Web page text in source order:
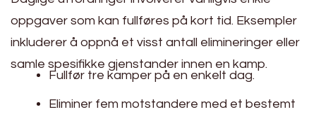
oppgaver som kan fullføres på kort tid. Eksempler
inkluderer å oppnå et visst antall elimineringer eller
samle spesifikke gjenstander innen en kamp.
Fullfør tre kamper på en enkelt dag.
Eliminer fem motstandere med et bestemt